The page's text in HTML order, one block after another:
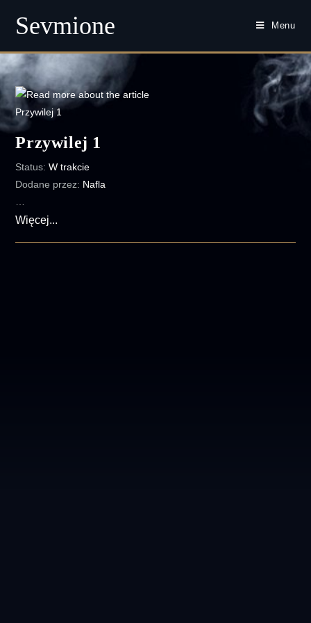
to
content
Sevmione Menu
Przywilej 1
Status:W trakcie
Dodane przez: Nafla
Więcej...